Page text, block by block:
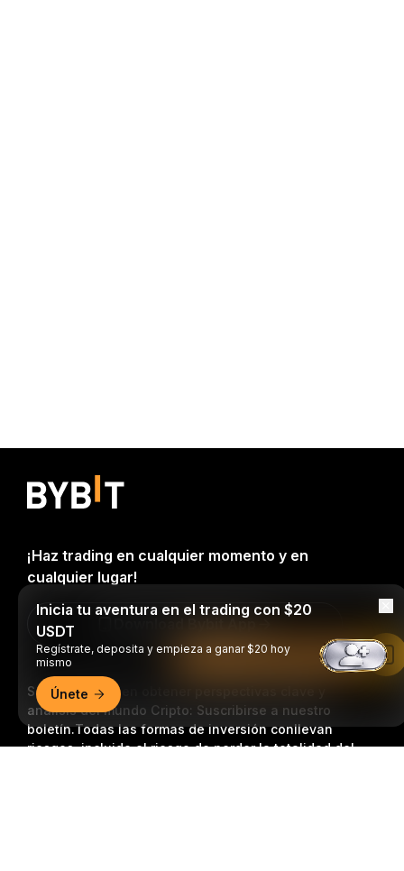
Sea el primero en obtener perspectivas clave y
análisis del mundo Cripto: Suscribirse a nuestro
boletín.Todas las formas de inversión conllevan
riesgos, incluido el riesgo de perder la totalidad del
¡Haz trading en cualquier momento y en
cualquier lugar!
Inicia tu aventura en el trading con $20
USDT
Regístrate, deposita y empieza a ganar $20 hoy
mismo
Únete
Leer en la aplicación de Bybit